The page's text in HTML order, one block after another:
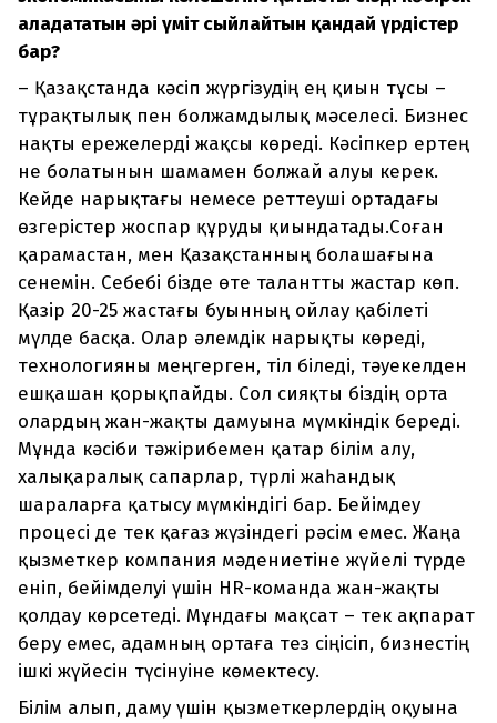
алаңдататын әрі үміт сыйлайтын қандай үрдістер
бар?
– Қазақстанда кәсіп жүргізудің ең қиын тұсы –
тұрақтылық пен болжамдылық мәселесі. Бизнес
нақты ережелерді жақсы көреді. Кәсіпкер ертең
не болатынын шамамен болжай алуы керек.
Кейде нарықтағы немесе реттеуші ортадағы
өзгерістер жоспар құруды қиындатады.Соған
қарамастан, мен Қазақстанның болашағына
сенемін. Себебі бізде өте талантты жастар көп.
Қазір 20-25 жастағы буынның ойлау қабілеті
мүлде басқа. Олар әлемдік нарықты көреді,
технологияны меңгерген, тіл біледі, тәуекелден
ешқашан қорықпайды. Сол сияқты біздің орта
олардың жан-жақты дамуына мүмкіндік береді.
Мұнда кәсіби тәжірибемен қатар білім алу,
халықаралық сапарлар, түрлі жаһандық
шараларға қатысу мүмкіндігі бар. Бейімдеу
процесі де тек қағаз жүзіндегі рәсім емес. Жаңа
қыз­меткер компания мәдениетіне жүйелі түрде
еніп, бейімделуі үшін HR-команда жан-жақты
қолдау көрсетеді. Мұндағы мақсат – тек ақпарат
беру емес, адамның ортаға тез сіңісіп, бизнестің
ішкі жүйесін түсінуіне көмектесу.
Білім алып, даму үшін қызметкерлердің оқуына